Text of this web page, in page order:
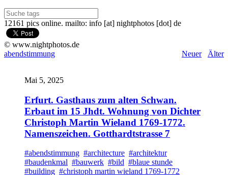
12161 pics online. mailto: info [at] nightphotos [dot] de
© www.nightphotos.de
Neuer
Älter
abendstimmung
Mai 5, 2025
Erfurt. Gasthaus zum alten Schwan.
Erbaut im 15 Jhdt. Wohnung von Dichter
Christoph Martin Wieland 1769-1772.
Namenszeichen. Gotthardtstrasse 7
#abendstimmung #architecture #architektur
#baudenkmal #bauwerk #bild #blaue stunde
#building #christoph martin wieland 1769-1772